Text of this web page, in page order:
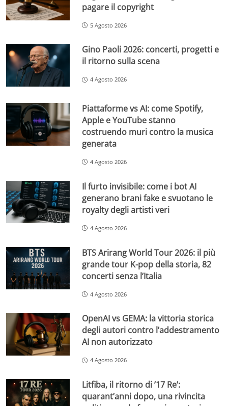
pagare il copyright
5 Agosto 2026
Gino Paoli 2026: concerti, progetti e
il ritorno sulla scena
4 Agosto 2026
Piattaforme vs AI: come Spotify,
Apple e YouTube stanno
costruendo muri contro la musica
generata
4 Agosto 2026
Il furto invisibile: come i bot AI
generano brani fake e svuotano le
royalty degli artisti veri
4 Agosto 2026
BTS Arirang World Tour 2026: il più
grande tour K-pop della storia, 82
concerti senza l’Italia
4 Agosto 2026
OpenAI vs GEMA: la vittoria storica
degli autori contro l’addestramento
AI non autorizzato
4 Agosto 2026
Litfiba, il ritorno di ’17 Re’:
quarant’anni dopo, una rivincita